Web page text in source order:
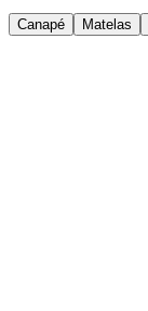
Canapé Matelas